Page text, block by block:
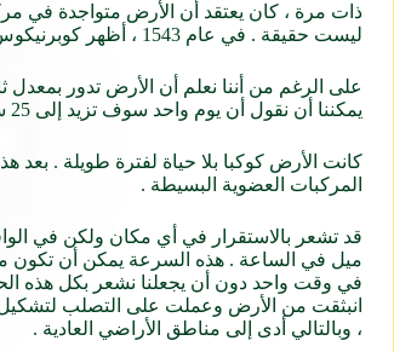
ذات مرة ، كان يعتقد أن الأرض متواجدة في
ليست حقيقة . في عام 1543 ، أظهر كوبرنيكوس نظرية جديدة ذكرت أن الشمس ، وليس الأرض ، هي مركز نظامنا الشمسي .
يمكننا أن نقول أن يوم واحد سوف تزيد إلى 25 ساعة .
كانت الأرض كوكبا بلا حياة لفترة طويلة . بعد
المركبات العضوية البسيطة .
ميل في الساعة . هذه السرعة يمكن أن تكون
انبثقت من الأرض وعملت على التصلب
، وبالتالي أدى إلى مناطق الأراضي العادية .